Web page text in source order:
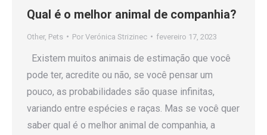
Qual é o melhor animal de companhia?
Other, Pets Por Verónica Strizinec fevereiro 17, 2023
Existem muitos animais de estimação que você
pode ter, acredite ou não, se você pensar um
pouco, as probabilidades são quase infinitas,
variando entre espécies e raças. Mas se você quer
saber qual é o melhor animal de companhia, a